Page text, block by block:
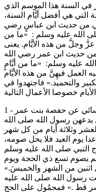
في السنة هذا الموسم الذي
التي هي أفضل أيَّام السنة،
من حديث ابن عباسٍ رضي
الله عليه وسلم : «ما من
عزَّ وجلَّ من هذه الأيَّام. يعنى
حديث ابن عمر رضي الله
عليه وسلم: «ما من أيَّامٍ
العمل فيهِنَّ من هذه الأيَّام
والتحميد.» فاجتهدوا في
1 - صومها جميعا: فقد أخرج أحمد والنسائي عن حفصة بنت عمر
رسول الله صلى الله
وثلاثة أيام من كل شهر
يوم العيد فلا يحل صومه،
النبي صلى الله عليه وسلم
يصوم تسع ذي الحجة ويوم
اثنين من الشهر والخميسَ.»
رسول الله صلى الله عليه